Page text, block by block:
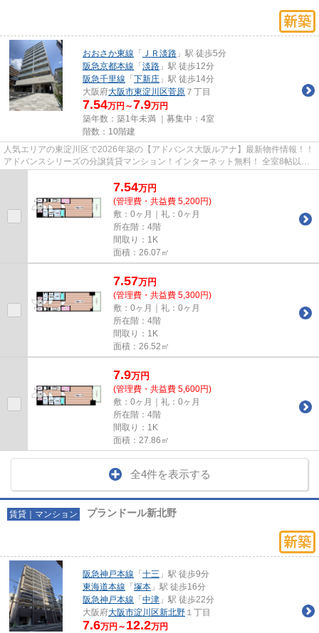
おおさか東線 「 ＪＲ淡路 」駅 徒歩5分
阪急京都本線 「 淡路 」駅 徒歩12分
阪急千里線 「 下新庄 」駅 徒歩14分
大阪府大阪市東淀川区菅原 ７丁目
7.54万円～7.9万円
築年数：築1年未満 ｜募集中： 4室
階数：10階建
人気エリアの東淀川区で2026年築の【アドバンス大阪ルアナ】最新物件情報！！
アドバンスシリーズの分譲賃貸マンション！インターネット無料！ 全室8帖以上
7.54万円
(管理費・共益費 5,200円)
敷：0ヶ月｜礼：0ヶ月
所在階：4階
間取り：1K
面積：26.07㎡
7.57万円
(管理費・共益費 5,300円)
敷：0ヶ月｜礼：0ヶ月
所在階：4階
間取り：1K
面積：26.52㎡
7.9万円
(管理費・共益費 5,600円)
敷：0ヶ月｜礼：0ヶ月
所在階：4階
間取り：1K
面積：27.86㎡
全4件を表示する
賃貸｜マンション プランドール新北野
阪急神戸本線 「 十三 」駅 徒歩9分
東海道本線 「 塚本 」駅 徒歩16分
阪急神戸本線 「 中津 」駅 徒歩22分
大阪府大阪市淀川区新北野 １丁目
7.6万円～ 12.2万円